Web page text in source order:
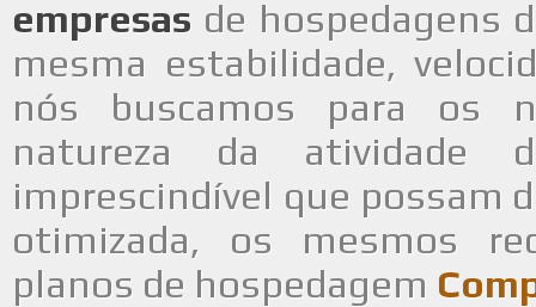
empresas de hospedagens
mesma estabilidade,
nós buscamos para os
natureza da atividade
imprescindível que possam
otimizada, os mesmos
planos de hospedagem